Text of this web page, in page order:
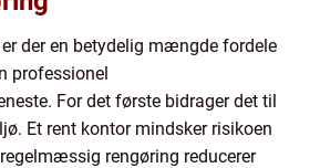
der en betydelig mængde fordele
professionel
For det første bidrager det til
Et rent kontor mindsker risikoen
rengøring reducerer